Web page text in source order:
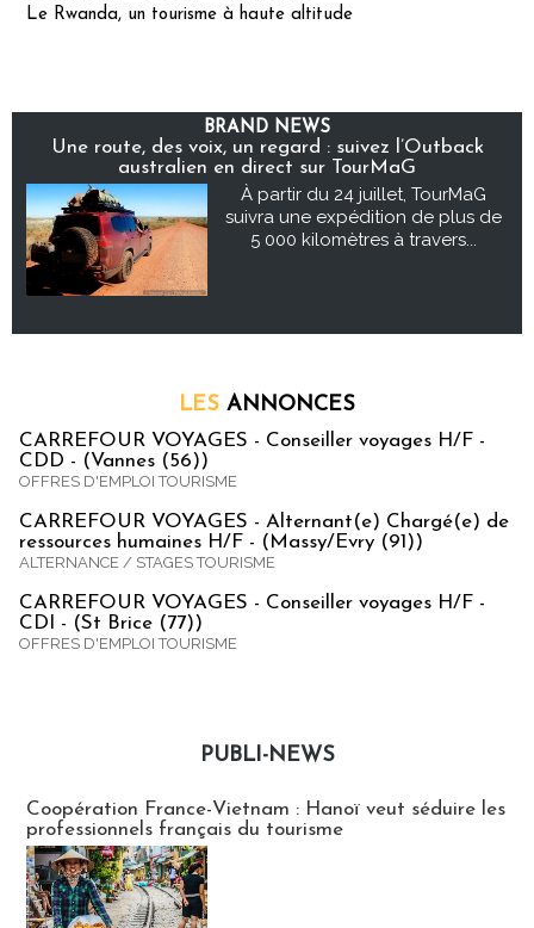
Le Rwanda, un tourisme à haute altitude
BRAND NEWS
Une route, des voix, un regard : suivez l’Outback
australien en direct sur TourMaG
À partir du 24 juillet, TourMaG
suivra une expédition de plus de
5 000 kilomètres à travers...
LES ANNONCES
CARREFOUR VOYAGES - Conseiller voyages H/F -
CDD - (Vannes (56))
OFFRES D'EMPLOI TOURISME
CARREFOUR VOYAGES - Alternant(e) Chargé(e) de
ressources humaines H/F - (Massy/Evry (91))
ALTERNANCE / STAGES TOURISME
CARREFOUR VOYAGES - Conseiller voyages H/F -
CDI - (St Brice (77))
OFFRES D'EMPLOI TOURISME
PUBLI-NEWS
Coopération France-Vietnam : Hanoï veut séduire les
professionnels français du tourisme